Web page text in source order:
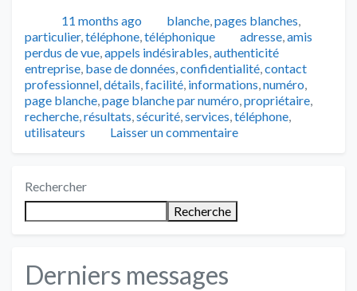
Publié11 months ago Catégories
blanche,pages blanches,
particulier,téléphone,téléphonique Tags
adresse,amis
perdus de vue,appels indésirables,authenticité
entreprise, base de données,confidentialité,contact
professionnel,détails,facilité, informations,numéro,
page blanche,page blanche par numéro,propriétaire,
recherche,résultats,sécurité,services,téléphone,
utilisateurs
Laisser un commentaire
Rechercher
Recherche
Derniers messages